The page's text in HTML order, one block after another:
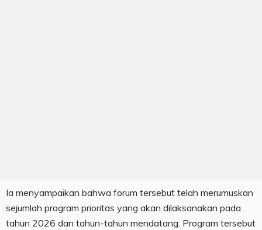
Ia menyampaikan bahwa forum tersebut telah merumuskan
sejumlah program prioritas yang akan dilaksanakan pada
tahun 2026 dan tahun-tahun mendatang. Program tersebut